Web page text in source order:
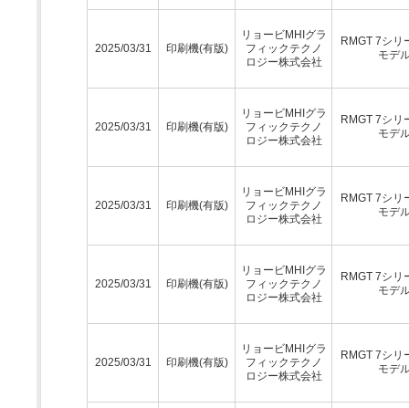
2025/03/31 印刷機(有版)
リョービMHIグラ
フィックテクノ
ロジー株式会社
RMGT 7シリ
モデ
2025/03/31 印刷機(有版)
リョービMHIグラ
フィックテクノ
ロジー株式会社
RMGT 7シリ
モデ
2025/03/31 印刷機(有版)
リョービMHIグラ
フィックテクノ
ロジー株式会社
RMGT 7シリ
モデ
2025/03/31 印刷機(有版)
リョービMHIグラ
フィックテクノ
ロジー株式会社
RMGT 7シリ
モデ
2025/03/31 印刷機(有版)
リョービMHIグラ
フィックテクノ
ロジー株式会社
RMGT 7シリ
モデ